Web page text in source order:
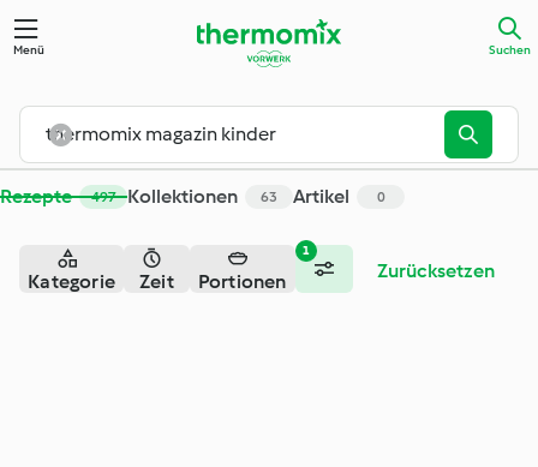
Menü Suchen
Rezepte 497 Kollektionen 63 Artikel 0
1
Kategorie Zeit Portionen Zurücksetzen
Suche - Cookidoo® – das offizielle Thermomix®-Rezept-